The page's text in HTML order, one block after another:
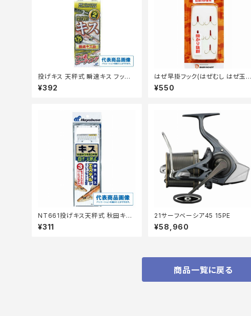
投げキス 天秤式 瞬速キス フッ素
コート3×2 NT673−6−0.8
¥392
はぜ早掛フック(はぜむし はぜ玉
対応)
¥550
NT661投げキス天秤式 秋田キツ
ネ茶3本6-1
¥311
21サーフベーシア45 15PE
¥58,960
商品一覧に戻る